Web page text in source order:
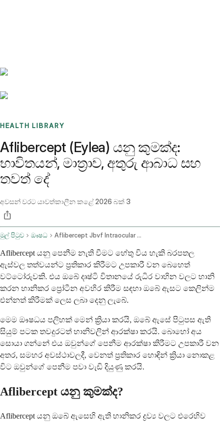
HEALTH LIBRARY
Aflibercept (Eylea) යනු කුමක්ද:
භාවිතයන්, මාත්‍රාව, අතුරු ආබාධ සහ
තවත් දේ
අවසන් වරට යාවත්කාලීන කළේ2026 බක් 3
මුල් පිටුව ඖෂධ Aflibercept Jbvf Intraocular Route
Aflibercept යනු පෙනීම නැති වීමට හේතු විය හැකි බරපතල
ඇස්වල තත්වයන්ට ප්‍රතිකාර කිරීමට උපකාරී වන බෙහෙත්
වට්ටෝරුවකි. එය ඔබේ දෘෂ්ටි විතානයේ රුධිර වාහින වලට හානි
කරන හානිකර ප්‍රෝටීන අවහිර කිරීම සඳහා ඔබේ ඇසට කෙලින්ම
එන්නත් කිරීමක් ලෙස ලබා දෙනු ලැබේ.
මෙම ඖෂධය පලිහක් මෙන් ක්‍රියා කරයි, ඔබේ ඇසේ පිටුපස ඇති
සියුම් පටක තවදුරටත් හානිවලින් ආරක්ෂා කරයි. බොහෝ අය
සොයා ගන්නේ එය ඔවුන්ගේ පෙනීම ආරක්ෂා කිරීමට උපකාරී වන
අතර, සමහර අවස්ථාවලදී, වෙනත් ප්‍රතිකාර හොඳින් ක්‍රියා නොකළ
විට ඔවුන්ගේ පෙනීම පවා වැඩි දියුණු කරයි.
Aflibercept යනු කුමක්ද?
Aflibercept යනු ඔබේ ඇසෙහි ඇති හානිකර ද්‍රව්‍ය වලට එරෙහිව